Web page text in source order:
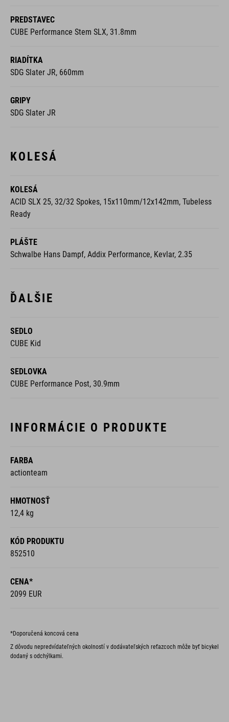
PREDSTAVEC
CUBE Performance Stem SLX, 31.8mm
RIADÍTKA
SDG Slater JR, 660mm
GRIPY
SDG Slater JR
KOLESÁ
KOLESÁ
ACID SLX 25, 32/32 Spokes, 15x110mm/12x142mm, Tubeless
Ready
PLÁŠTE
Schwalbe Hans Dampf, Addix Performance, Kevlar, 2.35
ĎALŠIE
SEDLO
CUBE Kid
SEDLOVKA
CUBE Performance Post, 30.9mm
INFORMÁCIE O PRODUKTE
FARBA
actionteam
HMOTNOSŤ
12,4 kg
KÓD PRODUKTU
852510
CENA*
2099 EUR
*Doporučená koncová cena
Z dôvodu nepredvídateľných okolností v dodávateľských reťazcoch môže byť bicykel
dodaný s odchýlkami.